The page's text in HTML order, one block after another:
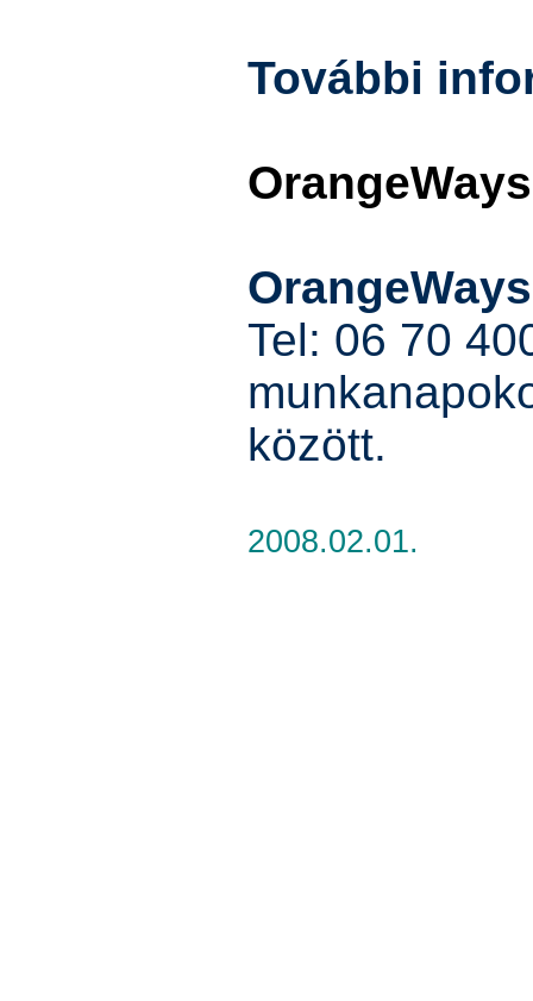
További
OrangeWays
Tel: 06 70
között.
2008.02.01.